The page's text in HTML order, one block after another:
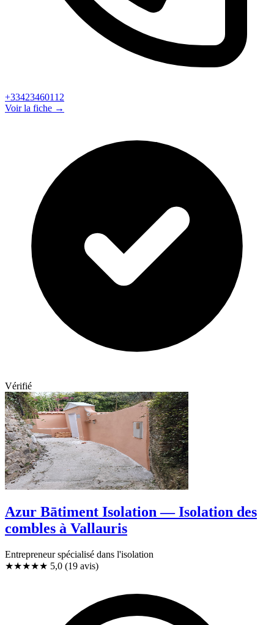
+33423460112
Voir la fiche →
Vérifié
Azur Bātiment Isolation — Isolation des
combles à Vallauris
Entrepreneur spécialisé dans l'isolation
★★★★★ 5,0 (19 avis)